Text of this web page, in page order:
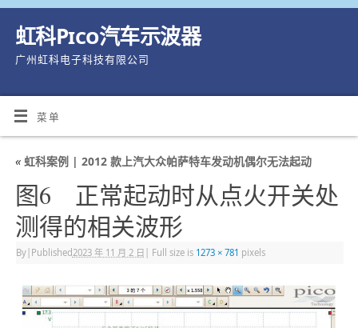
虹科Pico汽车示波器
广州虹科电子科技有限公司
菜单
«虹科案例 | 2012 款上汽大众帕萨特车发动机偶尔无法起动
图6 正常起动时从点火开关处
测得的相关波形
By| Published 2023 年 11 月 2 日 Full size is 1273 × 781 pixels